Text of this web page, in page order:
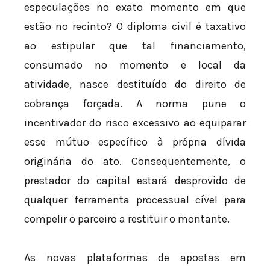
especulações no exato momento em que
estão no recinto? O diploma civil é taxativo
ao estipular que tal financiamento,
consumado no momento e local da
atividade, nasce destituído do direito de
cobrança forçada. A norma pune o
incentivador do risco excessivo ao equiparar
esse mútuo específico à própria dívida
originária do ato. Consequentemente, o
prestador do capital estará desprovido de
qualquer ferramenta processual cível para
compelir o parceiro a restituir o montante.
As novas plataformas de apostas em